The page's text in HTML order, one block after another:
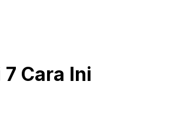
Cara Ini